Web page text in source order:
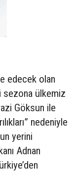
edecek olan
sezona ülkemiz
Göksun ile
nedeniyle
yerini
Adnan